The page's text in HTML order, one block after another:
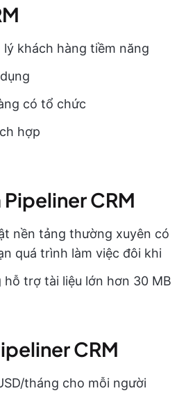
lý khách hàng tiềm năng
có tổ chức
hợp
CRM
nền tảng thường xuyên có
quá trình làm việc đôi khi
trợ tài liệu lớn hơn 30 MB
CRM
tháng cho mỗi người